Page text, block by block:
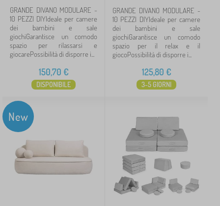
GRANDE DIVANO MODULARE -
10 PEZZI DIYIdeale per camere
dei bambini e sale
giochiGarantisce un comodo
spazio per rilassarsi e
giocarePossibilità di disporre i...
150,70 €
DISPONIBILE
GRANDE DIVANO MODULARE -
10 PEZZI DIYIdeale per camere
dei bambini e sale
giochiGarantisce un comodo
spazio per il relax e il
giocoPossibilità di disporre i...
125,80 €
3-5 GIORNI
New